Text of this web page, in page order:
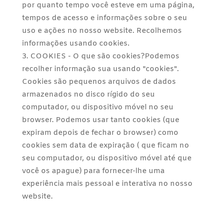
por quanto tempo você esteve em uma página,
tempos de acesso e informações sobre o seu
uso e ações no nosso website. Recolhemos
informações usando cookies.
COOKIES - O que são cookies?Podemos
recolher informação sua usando "cookies".
Cookies são pequenos arquivos de dados
armazenados no disco rígido do seu
computador, ou dispositivo móvel no seu
browser. Podemos usar tanto cookies (que
expiram depois de fechar o browser) como
cookies sem data de expiração ( que ficam no
seu computador, ou dispositivo móvel até que
você os apague) para fornecer-lhe uma
experiência mais pessoal e interativa no nosso
website.